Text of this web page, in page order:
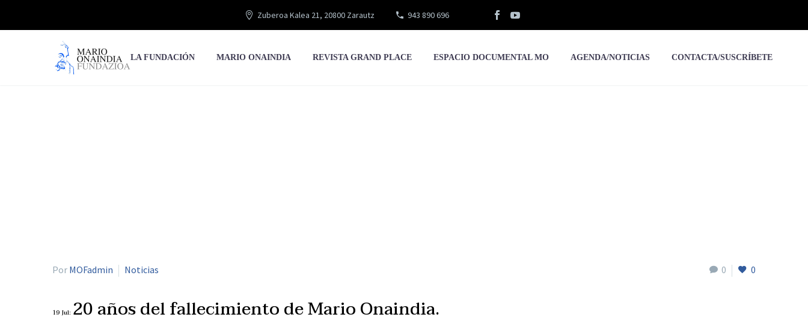
Zuberoa Kalea 21, 20800 Zarautz 943 890 696
LA FUNDACIÓN MARIO ONAINDIA REVISTA GRAND PLACE ESPACIO DOCUMENTAL MO AGENDA/NOTICIAS CONTACTA/SUSCRÍBETE
0 0
Por MOFadmin Noticias
19 Jul: 20 años del fallecimiento de Mario Onaindia.